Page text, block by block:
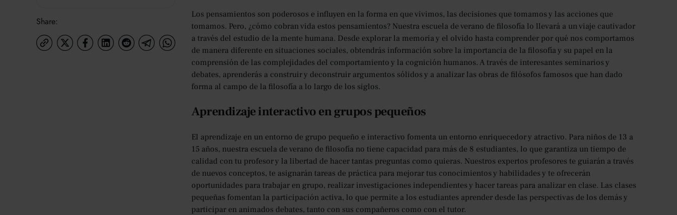
Share:
Los pensamientos son poderosos e influyen en la forma en que vivimos, las decisiones que tomamos y las acciones que
tomamos. Pero, ¿cómo cobran vida estos pensamientos? Nuestra escuela de verano de filosofía lo llevará a un viaje cautivador
a través del estudio de la mente humana. Desde explorar la memoria y el olvido hasta comprender por qué nos comportamos
de manera diferente en situaciones sociales, obtendrás información sobre la importancia de la filosofía y su papel en la
comprensión de las complejidades del comportamiento y la cognición humanos. A través de interesantes seminarios y
debates, aprenderás a construir y deconstruir argumentos sólidos y a analizar las obras de filósofos famosos que han dado
forma al campo de la filosofía a lo largo de los siglos.
Aprendizaje interactivo en grupos pequeños
El aprendizaje en un entorno de grupo pequeño e interactivo fomenta un entorno enriquecedor y atractivo. Para niños de 13 a
15 años, nuestra escuela de verano de filosofía no tiene capacidad para más de 8 estudiantes, lo que garantiza un tiempo de
calidad con tu profesor y la libertad de hacer tantas preguntas como quieras. Nuestros expertos profesores te guiarán a través
de nuevos conceptos, te asignarán tareas de práctica para mejorar tus conocimientos y habilidades y te ofrecerán
oportunidades para trabajar en grupo, realizar investigaciones independientes y hacer tareas para analizar en clase. Las clases
pequeñas fomentan la participación activa, lo que permite a los estudiantes aprender desde las perspectivas de los demás y
participar en animados debates, tanto con sus compañeros como con el tutor.